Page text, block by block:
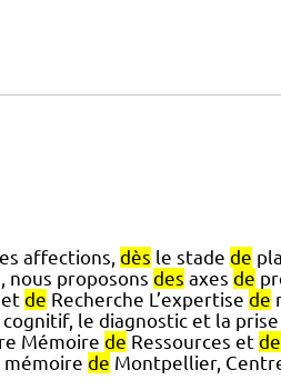
affections, dès le stade de
nous proposons des axes de
et de Recherche L’expertise de
le diagnostic et la prise
Mémoire de Ressources et de
de Montpellier,